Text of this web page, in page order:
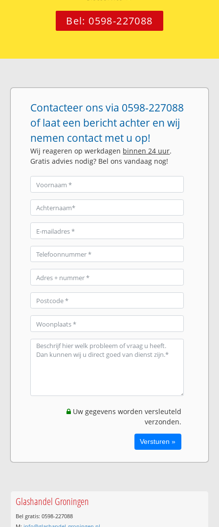
Bel: 0598-227088
Contacteer ons via 0598-227088
of laat een bericht achter en wij
nemen contact met u op!
Wij reageren op werkdagen binnen 24 uur.
Gratis advies nodig? Bel ons vandaag nog!
Uw gegevens worden versleuteld
verzonden.
Glashandel Groningen
Bel gratis: 0598-227088